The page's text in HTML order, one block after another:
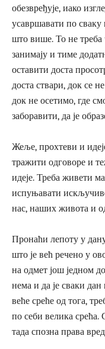
обезвређује, иако
усавршавати по
што више. То не треба
занимају и тиме
оставити доста
доста ствари, док се
док не осетимо, где
заборавити, да је
Жеље, прохтеви и
тражити одговоре и
идеје. Треба живети
испуњавати
нас, наших живота и
Пронаћи лепоту у
што је већ речено у
на одмет још једном
нема и да је сваки
веће среће од тога,
по себи велика срећа.
тада спозна права